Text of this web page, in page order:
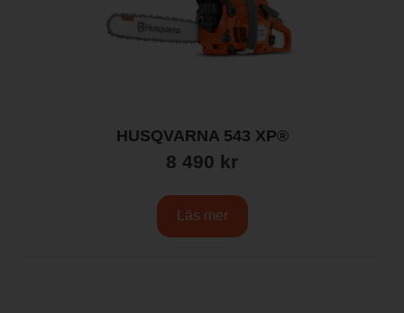
HUSQVARNA 543 XP®
8 490 kr
Läs mer